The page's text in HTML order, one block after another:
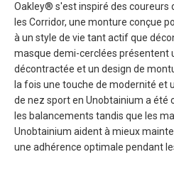
Oakley® s'est inspiré des coureurs
les Corridor, une monture conçue
à un style de vie tant actif que
masque demi-cerclées présentent
décontractée et un design de
la fois une touche de modernité et
de nez sport en Unobtainium a été
les balancements tandis que les
Unobtainium aident à mieux
une adhérence optimale pendant